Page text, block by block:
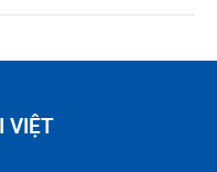
VIỆT